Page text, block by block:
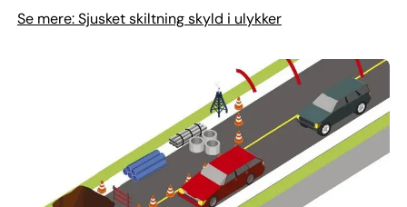
Se mere: Sjusket skiltning skyld i ulykker